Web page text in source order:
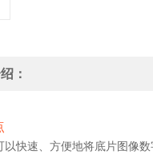
：
以快速、方便地将底片图像